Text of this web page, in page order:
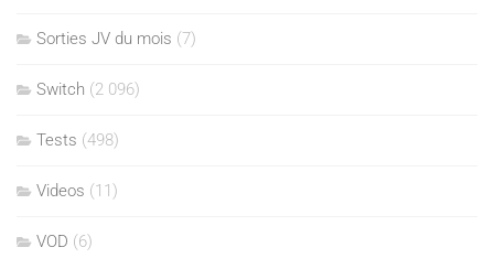
Sorties JV du mois (7)
Switch (2 096)
Tests (498)
Videos (11)
VOD (6)